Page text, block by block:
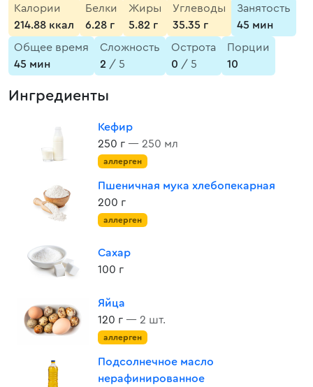
Калории
214.88 ккал
Белки
6.28 г
Жиры
5.82 г
Углеводы
35.35 г
Занятость
45 мин
Общее время
45 мин
Сложность
2 / 5
Острота
0 / 5
Порции
10
Ингредиенты
Кефир
250 г — 250 мл
аллерген
Пшеничная мука хлебопекарная
200 г
аллерген
Сахар
100 г
Яйца
120 г — 2 шт.
аллерген
Подсолнечное масло
нерафинированное